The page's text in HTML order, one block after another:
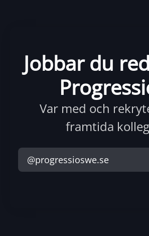
Jobbar du
Var med och
framtida
@progressioswe.se